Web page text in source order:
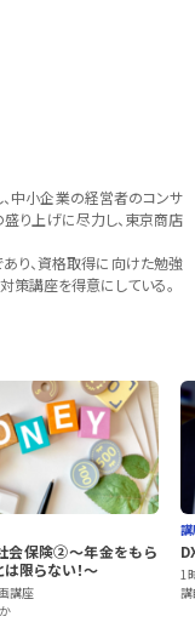
中小企業の経営者のコンサ
盛り上げに尽力し、東京商店
り、資格取得に向けた勉強
策講座を得意にしている。
会保険②～年金をもら
限らない！～
講座
1
講